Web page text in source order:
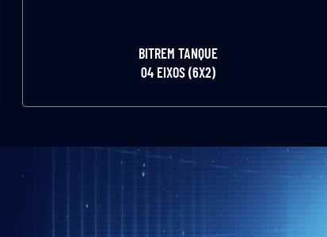
BITREM TANQUE
04 EIXOS (6X2)